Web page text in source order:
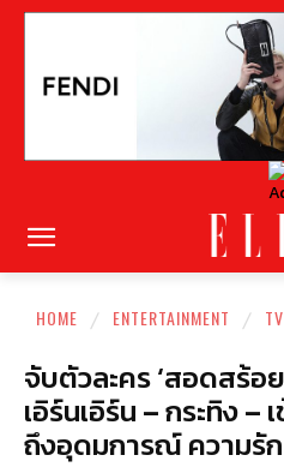
HOME ENTERTAINMENT
จับตัวละคร ‘สอดสร้อ
เอิร์นเอิร์น – กระทิง
ถึงอุดมการณ์ ความรั